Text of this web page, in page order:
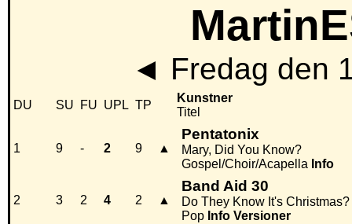
◄ Fredag den
DU SU FU UPL TP
Kunstner
Titel
1 9 - 2 9 ▲
Pentatonix
Mary, Did You Know?
Gospel/Choir/Acapella Info
2 3 2 4 2 ▲
Band Aid 30
Do They Know It's Christmas?
Pop Info Versioner